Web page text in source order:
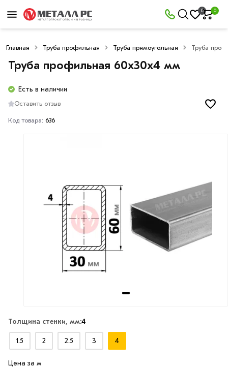
0 0
Главная Труба профильная Труба прямоугольная Труба
Труба профильная 60x30x4 мм
Есть в наличии
Оставить отзыв
Код товара: 636
Толщина стенки, мм:4
1.5 2 2.5 3 4
Цена за м